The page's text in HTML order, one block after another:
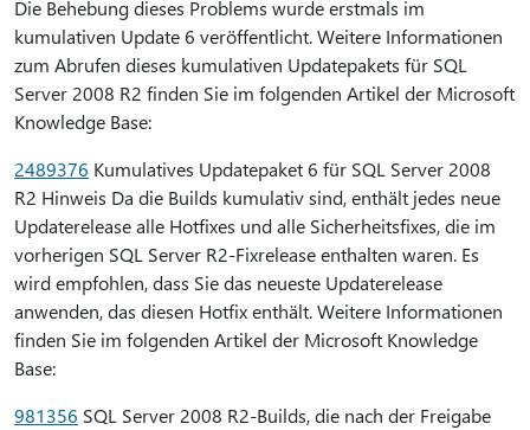
Die Behebung dieses Problems wurde erstmals im
kumulativen Update 6 veröffentlicht. Weitere Informationen
zum Abrufen dieses kumulativen Updatepakets für SQL
Server 2008 R2 finden Sie im folgenden Artikel der Microsoft
Knowledge Base:
2489376 Kumulatives Updatepaket 6 für SQL Server 2008
R2 Hinweis Da die Builds kumulativ sind, enthält jedes neue
Updaterelease alle Hotfixes und alle Sicherheitsfixes, die im
vorherigen SQL Server R2-Fixrelease enthalten waren. Es
wird empfohlen, dass Sie das neueste Updaterelease
anwenden, das diesen Hotfix enthält. Weitere Informationen
finden Sie im folgenden Artikel der Microsoft Knowledge
Base:
981356 SQL Server 2008 R2-Builds, die nach der Freigabe